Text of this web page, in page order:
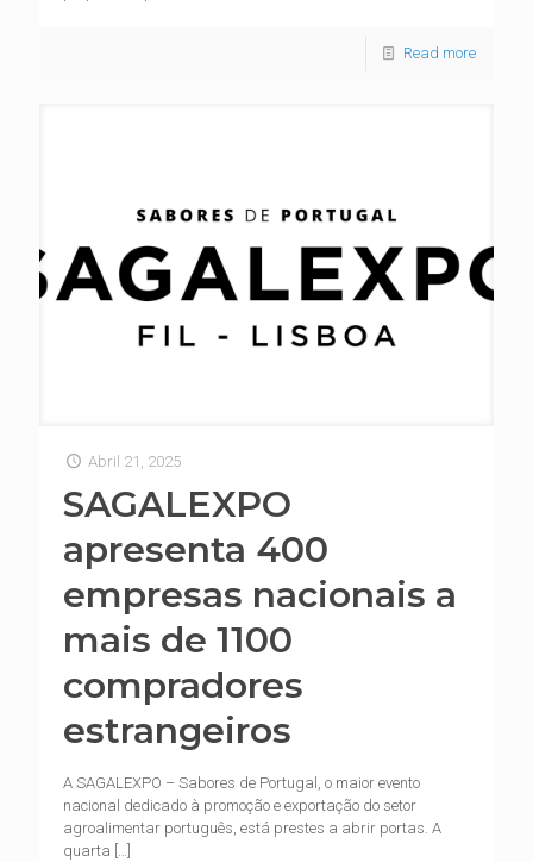
Read more
Abril 21, 2025
SAGALEXPO
apresenta 400
empresas nacionais a
mais de 1100
compradores
estrangeiros
A SAGALEXPO – Sabores de Portugal, o maior evento
nacional dedicado à promoção e exportação do setor
agroalimentar português, está prestes a abrir portas. A
quarta […]